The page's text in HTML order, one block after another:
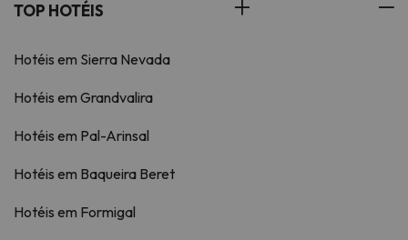
TOP HOTÉIS
Hotéis em Sierra Nevada
Hotéis em Grandvalira
Hotéis em Pal-Arinsal
Hotéis em Baqueira Beret
Hotéis em Formigal